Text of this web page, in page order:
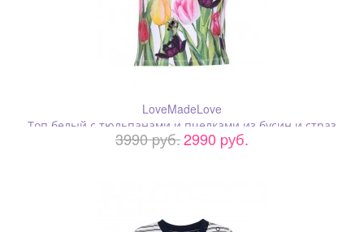
LoveMadeLove
Топ белый с тюльпанами и пчелками из бусин и страз
3990 pуб.2990 pуб.